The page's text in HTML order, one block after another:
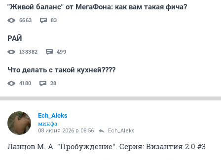
"Живой баланс" от МегаФона: как вам такая фича?
6663 83
РАЙ
138382 499
Что делать с такой кухней????
4180 28
Ech_Aleks
минфа
08 июня 2026 в 08:56 Ech_Aleks
Ланцов М. А. "Пробуждение". Серия: Византия 2.0 #3